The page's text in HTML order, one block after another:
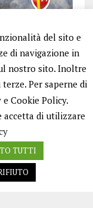
del sito e
di navigazione in
nostro sito. Inoltre
Per saperne di
Cookie Policy.
accetta di utilizzare
TUTTI